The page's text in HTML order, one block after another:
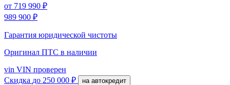
от 719 990 ₽
989 900 ₽
Гарантия юридической чистоты
Оригинал ПТС в наличии
vin VIN проверен
Скидка до 250 000 ₽ на автокредит